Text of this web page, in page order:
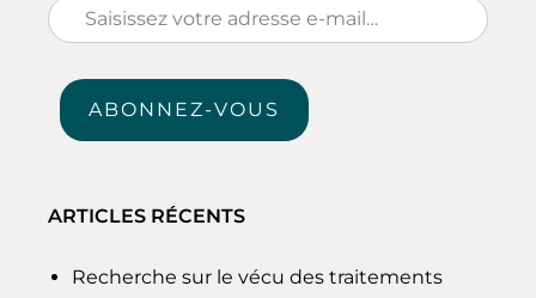
Saisissez
votre
adresse
mail…
ABONNEZ-VOUS
ARTICLES RÉCENTS
Recherche sur le vécu des traitements